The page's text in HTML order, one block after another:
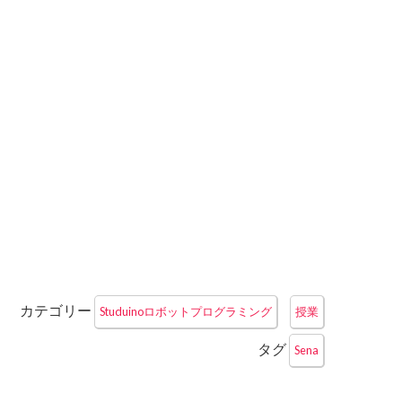
カテゴリー Studuinoロボットプログラミング 授業
タグ Sena